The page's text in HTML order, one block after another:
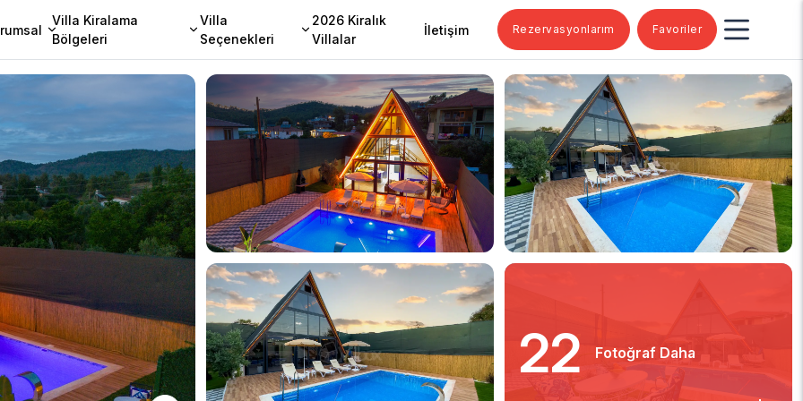
Villa Kiralama
Bölgeleri
Villa
Seçenekleri
2026 Kiralık
Villalar
İletişim Rezervasyonlarım Favoriler
22 Fotoğraf Daha